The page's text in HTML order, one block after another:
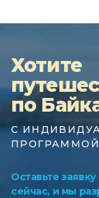
Хотите
по
С
Оставьте
сейчас, и мы